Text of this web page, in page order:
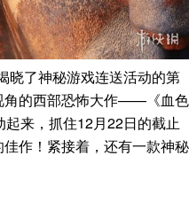
了神秘游戏连送活动的第
角的西部恐怖大作——《血色
来，抓住12月22日的截止
作！紧接着，还有一款神秘